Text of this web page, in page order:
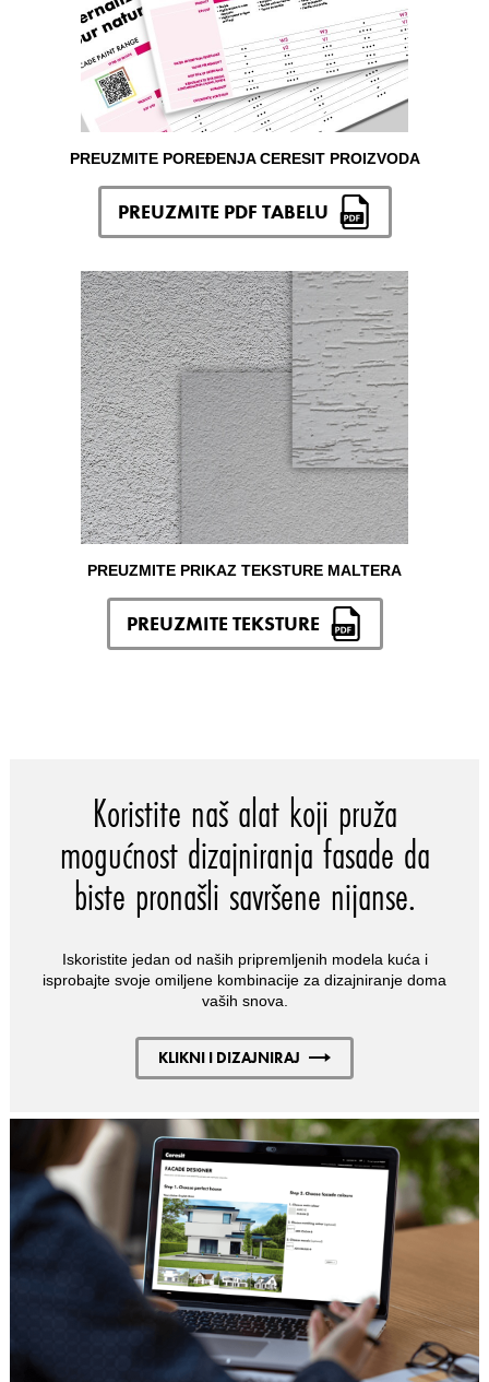
PREUZMITE POREĐENJA CERESIT PROIZVODA
PREUZMITE PDF TABELU
PREUZMITE PRIKAZ TEKSTURE MALTERA
PREUZMITE TEKSTURE
Koristite naš alat koji pruža
mogućnost dizajniranja fasade da
biste pronašli savršene nijanse.
Iskoristite jedan od naših pripremljenih modela kuća i
isprobajte svoje omiljene kombinacije za dizajniranje doma
vaših snova.
KLIKNI I DIZAJNIRAJ